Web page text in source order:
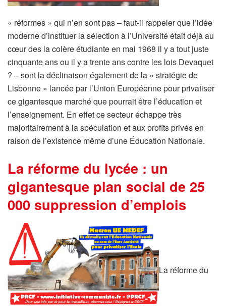
« réformes » qui n’en sont pas – faut-il rappeler que l’idée
moderne d’instituer la sélection à l’Université était déjà au
cœur des la colère étudiante en mai 1968 il y a tout juste
cinquante ans ou il y a trente ans contre les lois Devaquet
? – sont la déclinaison également de la « stratégie de
Lisbonne » lancée par l’Union Européenne pour privatiser
ce gigantesque marché que pourrait être l’éducation et
l’enseignement. En effet ce secteur échappe très
majoritairement à la spéculation et aux profits privés en
raison de l’existence même d’une Éducation Nationale.
La réforme du lycée : un
gigantesque plan social de 25
000 suppression d’emplois
La réforme du